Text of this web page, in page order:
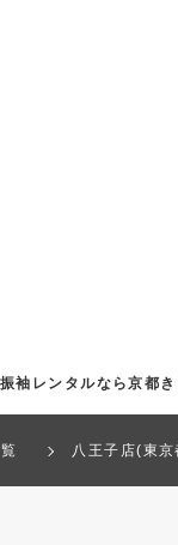
袖レンタルなら京都
八王子店(東